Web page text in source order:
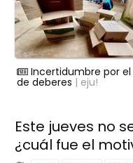
Incertidumbre por
de deberes | eju!
Este jueves no
¿cuál fue el